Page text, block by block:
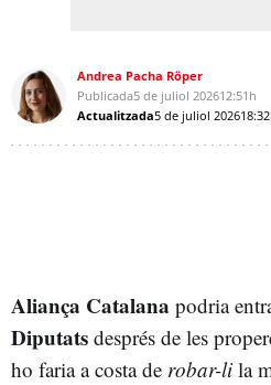
Andrea Pacha Röper
Publicada5 de juliol 202612:51h
Actualitzada5 de juliol 2026
Aliança Catalana podria
Diputats després de les
ho faria a costa de robar-li la